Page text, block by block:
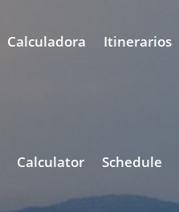
Calculadora Itinerarios
Calculator Schedule